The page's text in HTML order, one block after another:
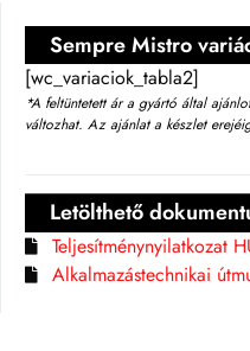
Sempre Mistro
[wc_variaciok_tabla2]
*A feltüntetett ár a gyártó által
változhat. Az ajánlat a készlet
Letölthető
Teljesítménynyilatkozat
Alkalmazástechnikai